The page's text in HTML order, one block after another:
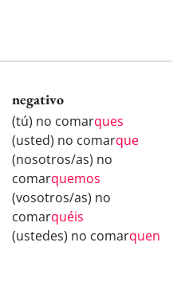
negativo
(tú) no comarques
(usted) no comarque
(nosotros/as) no
comarquemos
(vosotros/as) no
comarquéis
(ustedes) no comarquen